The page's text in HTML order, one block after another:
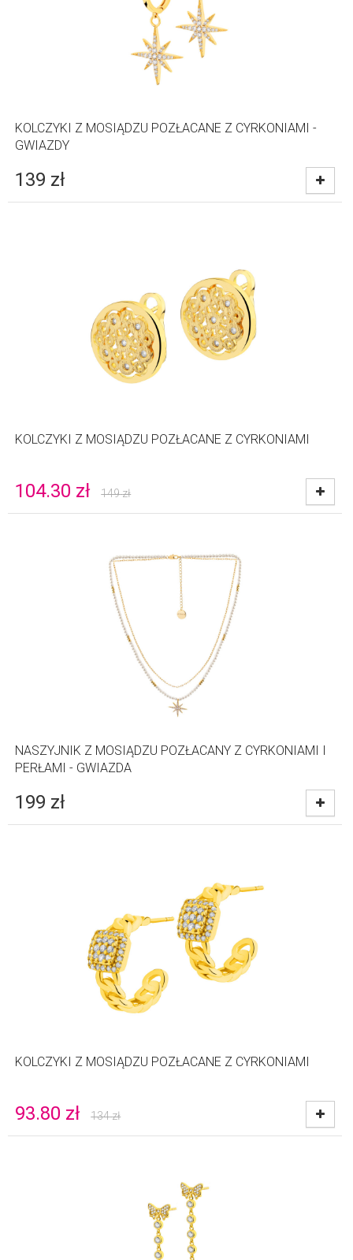
KOLCZYKI Z MOSIĄDZU POZŁACANE Z CYRKONIAMI -
GWIAZDY
139 zł
KOLCZYKI Z MOSIĄDZU POZŁACANE Z CYRKONIAMI
104.30 zł 149zł
NASZYJNIK Z MOSIĄDZU POZŁACANY Z CYRKONIAMI I
PERŁAMI - GWIAZDA
199 zł
KOLCZYKI Z MOSIĄDZU POZŁACANE Z CYRKONIAMI
93.80 zł 134zł